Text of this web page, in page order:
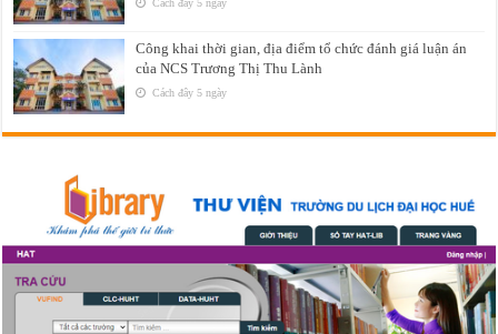
Cách đây 5 ngày
Công khai thời gian, địa điểm tổ chức đánh giá luận án
của NCS Trương Thị Thu Lành
Cách đây 5 ngày